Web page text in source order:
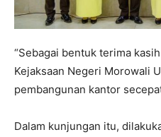
“Sebagai bentuk terima
Kejaksaan Negeri Morowali
pembangunan kantor
Dalam kunjungan itu,